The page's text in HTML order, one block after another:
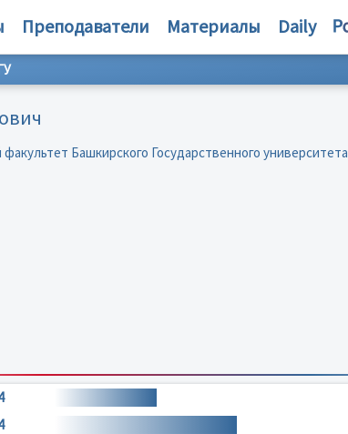
Преподаватели Материалы Daily
Башкирского Государственного университета